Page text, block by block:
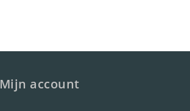
Mijn account